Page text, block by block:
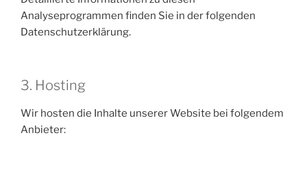
Analyseprogrammen finden Sie in der folgenden
Datenschutzerklärung.
3. Hosting
Wir hosten die Inhalte unserer Website bei folgendem
Anbieter: